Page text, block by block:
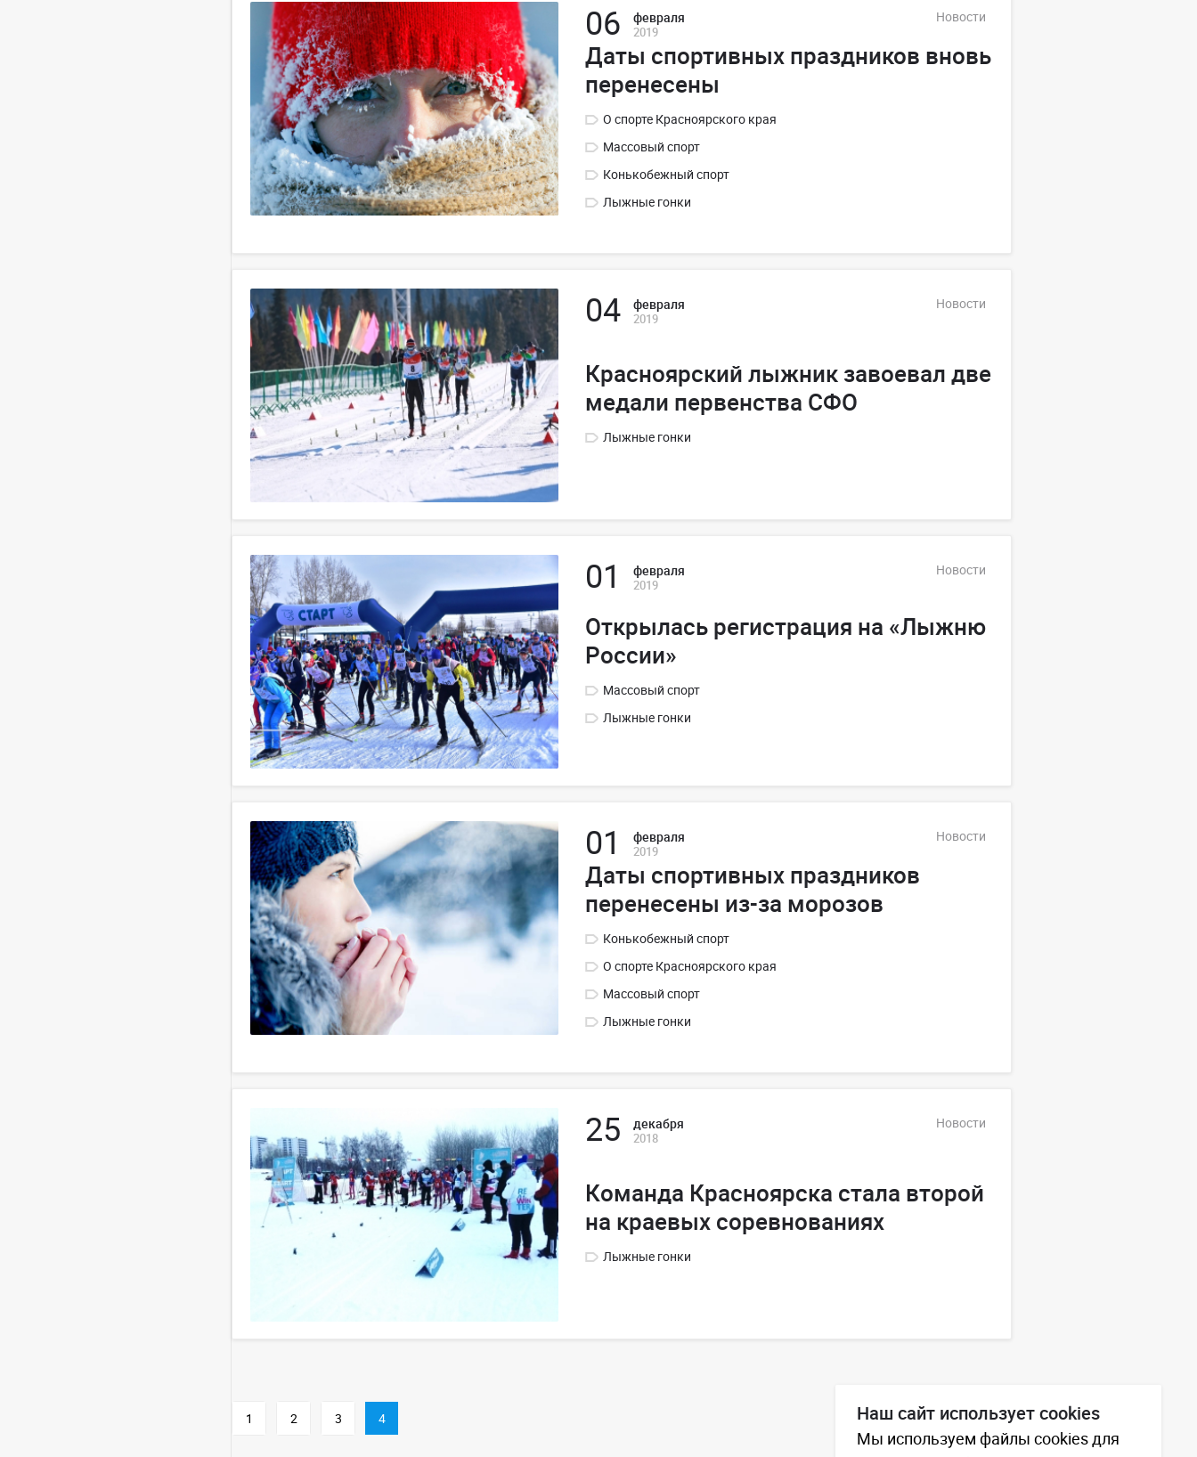
06 февраля
2019
Новости
Даты спортивных праздников вновь
перенесены
О спорте Красноярского края
Массовый спорт
Конькобежный спорт
Лыжные гонки
04 февраля
2019
Новости
Красноярский лыжник завоевал две
медали первенства СФО
Лыжные гонки
01 февраля
2019
Новости
Открылась регистрация на «Лыжню
России»
Массовый спорт
Лыжные гонки
01 февраля
2019
Новости
Даты спортивных праздников
перенесены из-за морозов
Конькобежный спорт
О спорте Красноярского края
Массовый спорт
Лыжные гонки
25 декабря
2018
Новости
Команда Красноярска стала второй
на краевых соревнованиях
Лыжные гонки
1 2 3 4 Наш сайт использует cookies
Мы используем файлы cookies для